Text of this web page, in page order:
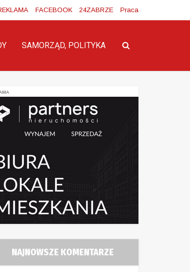
FACEBOOK 24ZABRZE Praca
SAMORZĄD, POLITYKA
NAJNOWSZE KOMENTARZE